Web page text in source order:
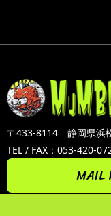
〒433-8114 静岡県浜
TEL / FAX：053-420-
MAIL